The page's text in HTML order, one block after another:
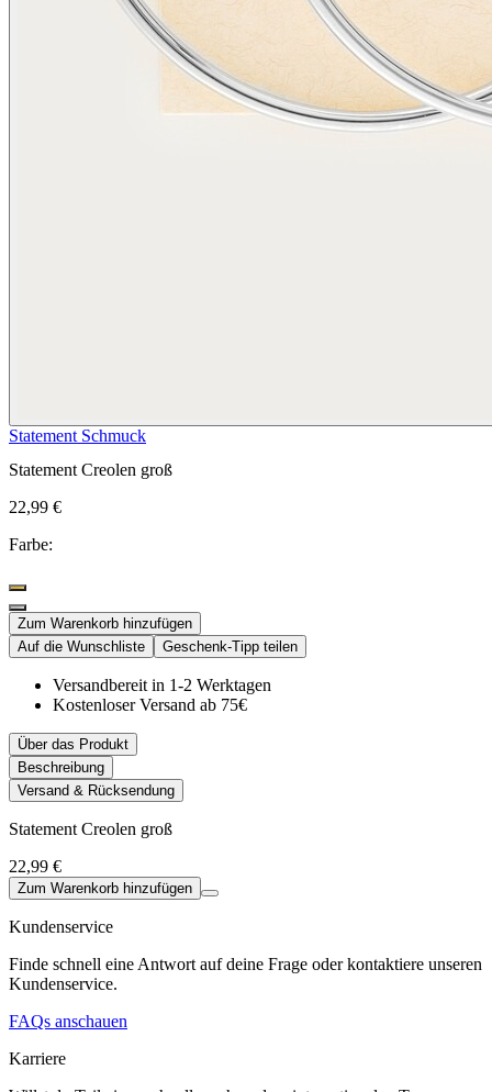
Statement Schmuck
Statement Creolen groß
22,99 €
Farbe:
Zum Warenkorb hinzufügen
Auf die Wunschliste
Geschenk-Tipp teilen
Versandbereit in 1-2 Werktagen
Kostenloser Versand ab 75€
Über das Produkt
Beschreibung
Versand & Rücksendung
Statement Creolen groß
22,99 €
Zum Warenkorb hinzufügen
Kundenservice
Finde schnell eine Antwort auf deine Frage oder kontaktiere unseren
Kundenservice.
FAQs anschauen
Karriere